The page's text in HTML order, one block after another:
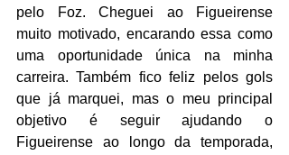
pelo Foz. Cheguei ao Figueirense
muito motivado, encarando essa como
uma oportunidade única na minha
carreira. Também fico feliz pelos gols
que já marquei, mas o meu principal
objetivo é seguir ajudando o
Figueirense ao longo da temporada,